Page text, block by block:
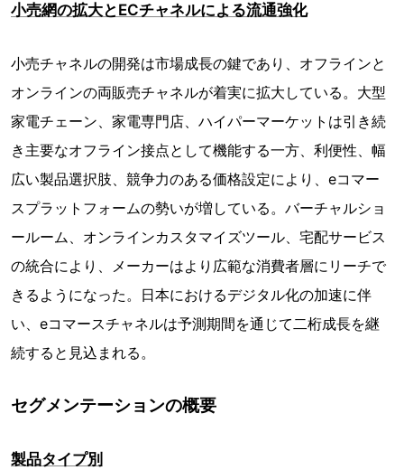
小売網の拡大とECチャネルによる流通強化
小売チャネルの開発は市場成長の鍵であり、オフラインと
オンラインの両販売チャネルが着実に拡大している。大型
家電チェーン、家電専門店、ハイパーマーケットは引き続
き主要なオフライン接点として機能する一方、利便性、幅
広い製品選択肢、競争力のある価格設定により、eコマー
スプラットフォームの勢いが増している。バーチャルショ
ールーム、オンラインカスタマイズツール、宅配サービス
の統合により、メーカーはより広範な消費者層にリーチで
きるようになった。日本におけるデジタル化の加速に伴
い、eコマースチャネルは予測期間を通じて二桁成長を継
続すると見込まれる。
セグメンテーションの概要
製品タイプ別